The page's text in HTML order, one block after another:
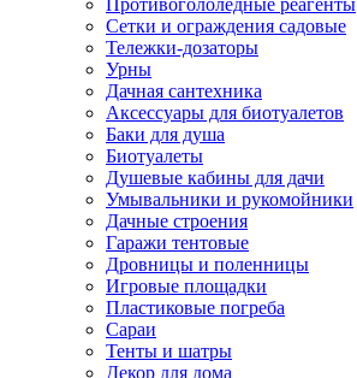
Сетки и ограждения садовые
Тележки-дозаторы
Урны
Дачная сантехника
Аксессуары для биотуалетов
Баки для душа
Биотуалеты
Душевые кабины для дачи
Умывальники и рукомойники
Дачные строения
Гаражи тентовые
Дровницы и поленницы
Игровые площадки
Пластиковые погреба
Сараи
Тенты и шатры
Декор для дома